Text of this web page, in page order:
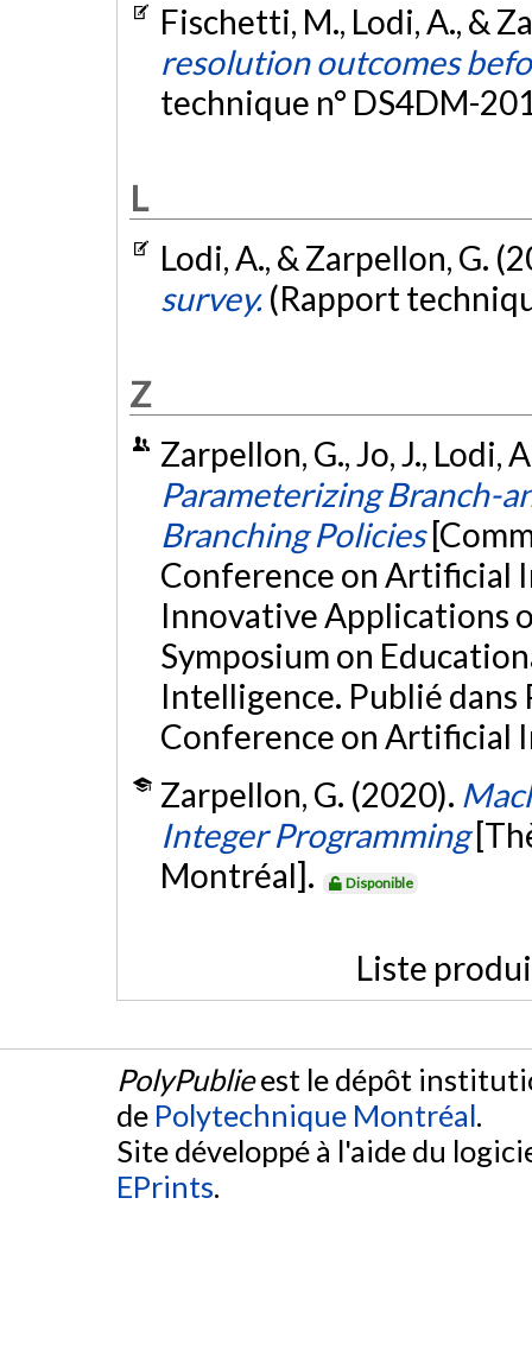
Fischetti, M., Lodi, A., &
resolution outcomes
technique n° DS4DM-
L
Lodi, A., & Zarpellon, G.
survey. (Rapport
Z
Zarpellon, G., Jo, J., Lodi,
Parameterizing Branch-
Branching Policies
Conference on Artificial
Innovative Applications
Symposium on
Intelligence. Publié dans
Conference on Artificial
Zarpellon, G. (2020).
Integer Programming
Montréal].
Disponible
Liste
PolyPublieest le dépôt
de Polytechnique Montréal.
Site développé à l'aide du
EPrints.